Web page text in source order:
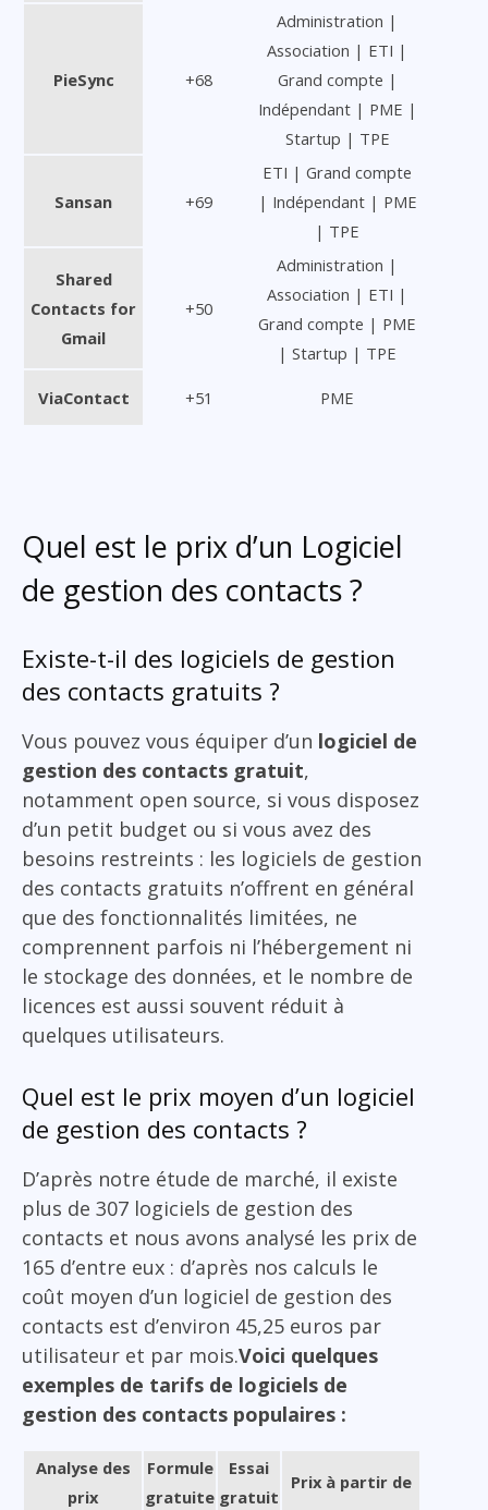
PieSync +68
Administration |
Association | ETI |
Grand compte |
Indépendant | PME |
Startup | TPE
Sansan +69
ETI | Grand compte
| Indépendant | PME
| TPE
Shared
Contacts for
Gmail
+50
Administration |
Association | ETI |
Grand compte | PME
| Startup | TPE
ViaContact +51 PME
Quel est le prix d’un Logiciel
de gestion des contacts ?
Existe-t-il des logiciels de gestion
des contacts gratuits ?
Vous pouvez vous équiper d’un logiciel de
gestion des contacts gratuit,
notamment open source, si vous disposez
d’un petit budget ou si vous avez des
besoins restreints : les logiciels de gestion
des contacts gratuits n’offrent en général
que des fonctionnalités limitées, ne
comprennent parfois ni l’hébergement ni
le stockage des données, et le nombre de
licences est aussi souvent réduit à
quelques utilisateurs.
Quel est le prix moyen d’un logiciel
de gestion des contacts ?
D’après notre étude de marché, il existe
plus de 307 logiciels de gestion des
contacts et nous avons analysé les prix de
165 d’entre eux : d’après nos calculs le
coût moyen d’un logiciel de gestion des
contacts est d’environ 45,25 euros par
utilisateur et par mois.Voici quelques
exemples de tarifs de logiciels de
gestion des contacts populaires :
Analyse des
prix
Formule
gratuite
Essai
gratuit
Prix à partir de